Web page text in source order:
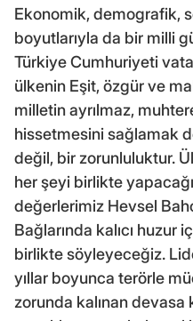
Ekonomik, demografik,
boyutlarıyla da bir milli
Türkiye Cumhuriyeti
ülkenin Eşit, özgür ve
milletin ayrılmaz,
hissetmesini sağlamak
değil, bir zorunluluktur.
her şeyi birlikte
değerlerimiz Hevsel
Bağlarında kalıcı huzur
birlikte söyleyeceğiz.
yıllar boyunca terörle
zorunda kalınan devasa